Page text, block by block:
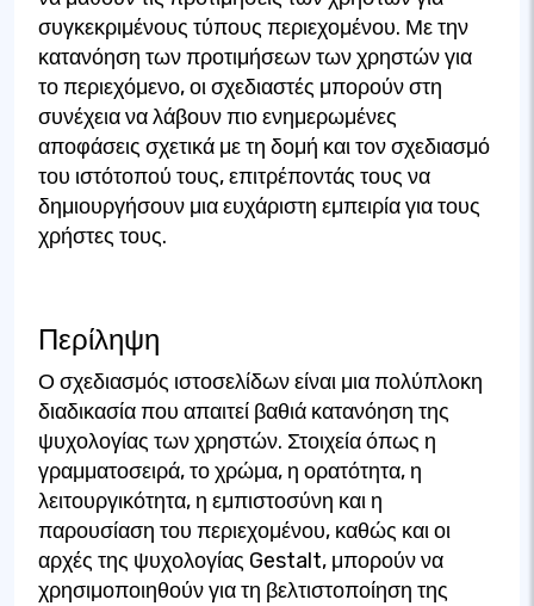
συγκεκριμένους τύπους περιεχομένου. Με την
κατανόηση των προτιμήσεων των χρηστών για
το περιεχόμενο, οι σχεδιαστές μπορούν στη
συνέχεια να λάβουν πιο ενημερωμένες
αποφάσεις σχετικά με τη δομή και τον σχεδιασμό
του ιστότοπού τους, επιτρέποντάς τους να
δημιουργήσουν μια ευχάριστη εμπειρία για τους
χρήστες τους.
Περίληψη
Ο σχεδιασμός ιστοσελίδων είναι μια πολύπλοκη
διαδικασία που απαιτεί βαθιά κατανόηση της
ψυχολογίας των χρηστών. Στοιχεία όπως η
γραμματοσειρά, το χρώμα, η ορατότητα, η
λειτουργικότητα, η εμπιστοσύνη και η
παρουσίαση του περιεχομένου, καθώς και οι
αρχές της ψυχολογίας Gestalt, μπορούν να
χρησιμοποιηθούν για τη βελτιστοποίηση της